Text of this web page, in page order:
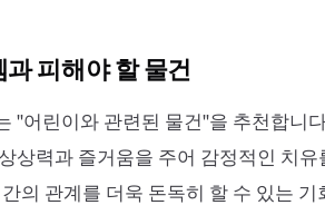
피해야 할 물건
''어린이와 관련된 물건''을 추천합니
상력과 즐거움을 주어 감정적인 치
의 관계를 더욱 돈독히 할 수 있는